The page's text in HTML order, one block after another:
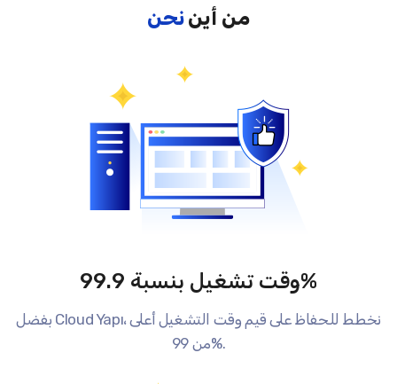
من أيننحن
وقت تشغيل بنسبة 99.9%
بفضل Cloud Yapı، نخطط للحفاظ على قيم وقت التشغيل أعلى
من 99%.